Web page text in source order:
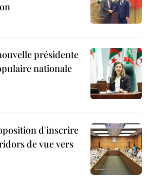
présidente
nationale
d'inscrire
de vue vers